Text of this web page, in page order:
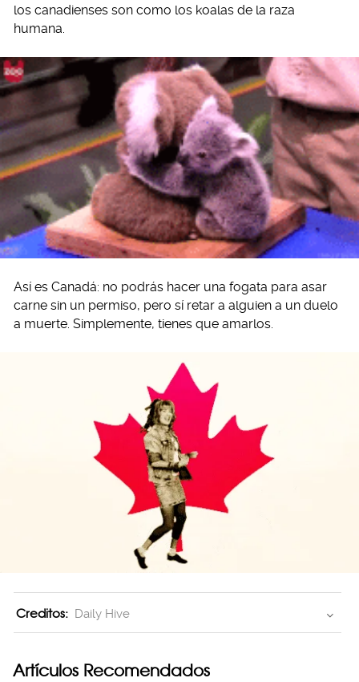
los canadienses son como los koalas de la raza
humana.
Así es Canadá: no podrás hacer una fogata para asar
carne sin un permiso, pero sí retar a alguien a un duelo
a muerte. Simplemente, tienes que amarlos.
Creditos: Daily Hive
Artículos Recomendados